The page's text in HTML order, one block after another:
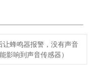
蜂鸣器报警，没有声音
影响到声音传感器）